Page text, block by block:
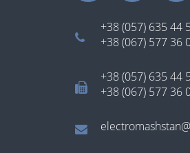
+38 (057) 635 44
+38 (067) 577 36
+38 (057) 635 44
+38 (067) 577 36